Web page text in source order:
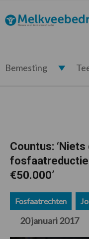
de
hoofdnavigatie
de
hoofd
de
eerste
de
voettekst
Melkveebedrijf.nl
Bemesting
Countus:
€50.000’
Fosfaatrechten
20 januari 2017